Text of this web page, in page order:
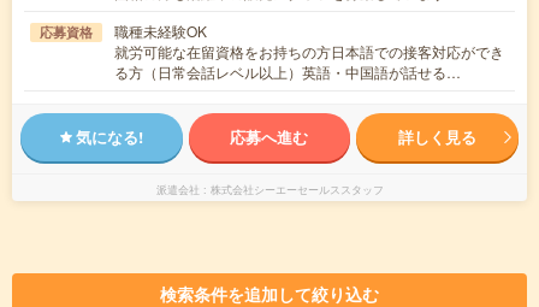
応募資格
職種未経験OK
就労可能な在留資格をお持ちの方日本語での接客対応ができ
る方（日常会話レベル以上）英語・中国語が話せる…
気になる! 応募へ進む 詳しく見る
派遣会社 株式会社シーエーセールススタッフ
検索条件を追加して絞り込む